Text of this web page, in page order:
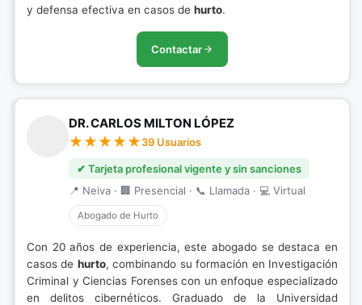
y defensa efectiva en casos de hurto.
Contactar
DR. CARLOS MILTON LÓPEZ
39 Usuarios
✔ Tarjeta profesional vigente y sin sanciones
📍 Neiva · 🏢 Presencial · 📞 Llamada · 💻 Virtual
Abogado de Hurto
Con 20 años de experiencia, este abogado se destaca en
casos de hurto, combinando su formación en Investigación
Criminal y Ciencias Forenses con un enfoque especializado
en delitos cibernéticos. Graduado de la Universidad